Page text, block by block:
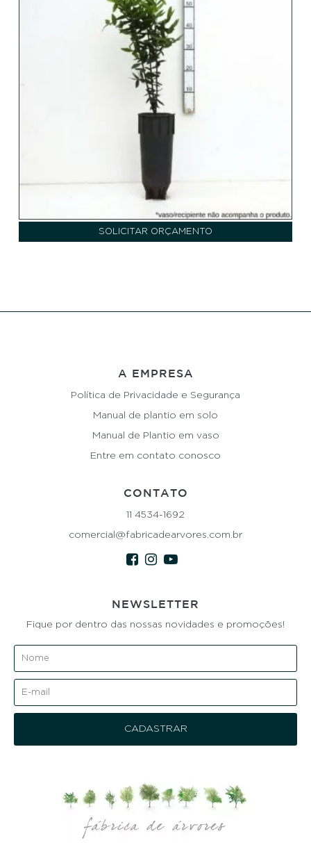
SOLICITAR ORÇAMENTO
A EMPRESA
Política de Privacidade e Segurança
Manual de plantio em solo
Manual de Plantio em vaso
Entre em contato conosco
CONTATO
11 4534-1692
comercial@fabricadearvores.com.br
NEWSLETTER
Fique por dentro das nossas novidades e promoções!